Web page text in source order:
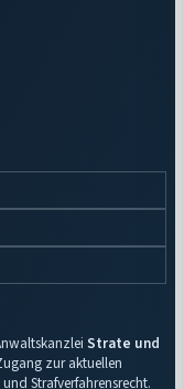
Strate und
zur aktuellen
Strafverfahrensrecht.